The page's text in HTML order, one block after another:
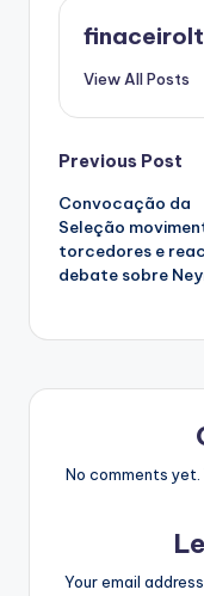
View All Posts
Post
Previous Post
Convocação da
Seleção
torcedores e
debate sobre
No comments
Your email